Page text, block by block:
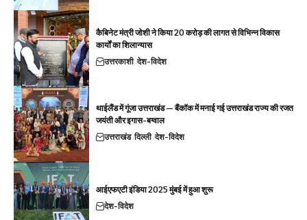
कैबिनेट मंत्री जोशी ने किया 20 करोड़ की लागत से विभिन्न विकास
कार्यों का शिलान्यास
उत्तरकाशी देश-विदेश
थाईलैंड में गूंजा उत्तराखंड — बैंकॉक में मनाई गई उत्तराखंड राज्य की रजत
जयंती और इगास-बग्वाल
उत्तराखंड दिल्ली देश-विदेश
आईएफएटी इंडिया 2025 मुंबई में हुआ शुरू
देश-विदेश